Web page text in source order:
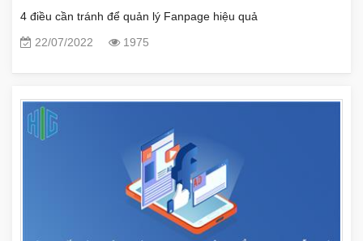
4 điều cần tránh để quản lý Fanpage hiệu quả
22/07/2022
1975